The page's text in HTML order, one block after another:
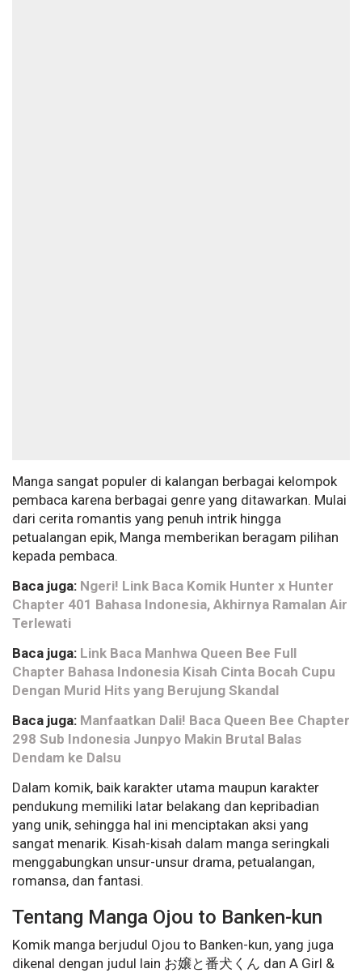
Manga sangat populer di kalangan berbagai kelompok
pembaca karena berbagai genre yang ditawarkan. Mulai
dari cerita romantis yang penuh intrik hingga
petualangan epik, Manga memberikan beragam pilihan
kepada pembaca.
Baca juga: Ngeri! Link Baca Komik Hunter x Hunter
Chapter 401 Bahasa Indonesia, Akhirnya Ramalan Air
Terlewati
Baca juga: Link Baca Manhwa Queen Bee Full
Chapter Bahasa Indonesia Kisah Cinta Bocah Cupu
Dengan Murid Hits yang Berujung Skandal
Baca juga: Manfaatkan Dali! Baca Queen Bee Chapter
298 Sub Indonesia Junpyo Makin Brutal Balas
Dendam ke Dalsu
Dalam komik, baik karakter utama maupun karakter
pendukung memiliki latar belakang dan kepribadian
yang unik, sehingga hal ini menciptakan aksi yang
sangat menarik. Kisah-kisah dalam manga seringkali
menggabungkan unsur-unsur drama, petualangan,
romansa, dan fantasi.
Tentang Manga Ojou to Banken-kun
Komik manga berjudul Ojou to Banken-kun, yang juga
dikenal dengan judul lain お嬢と番犬くん dan A Girl &